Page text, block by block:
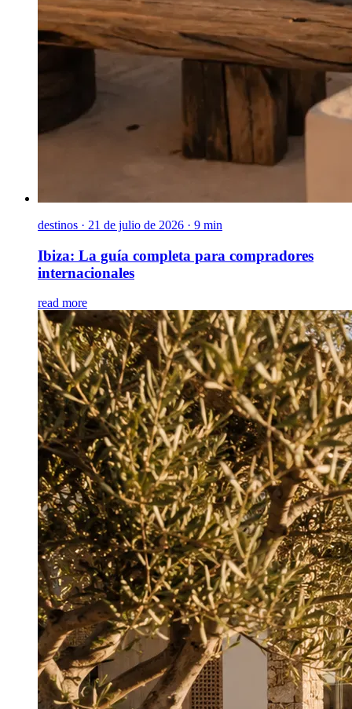
destinos · 21 de julio de 2026 · 9 min
Ibiza: La guía completa para compradores
internacionales
read more